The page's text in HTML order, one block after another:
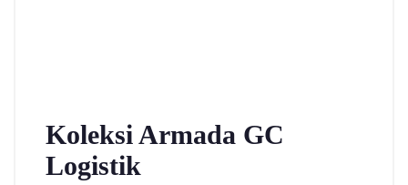
Koleksi Armada GC
Logistik